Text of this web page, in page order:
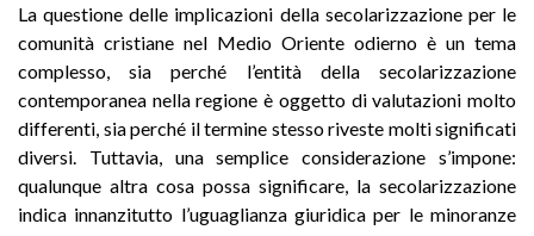
La questione delle implicazioni della secolarizzazione per le
comunità cristiane nel Medio Oriente odierno è un tema
complesso, sia perché l’entità della secolarizzazione
contemporanea nella regione è oggetto di valutazioni molto
differenti, sia perché il termine stesso riveste molti significati
diversi. Tuttavia, una semplice considerazione s’impone:
qualunque altra cosa possa significare, la secolarizzazione
indica innanzitutto l’uguaglianza giuridica per le minoranze